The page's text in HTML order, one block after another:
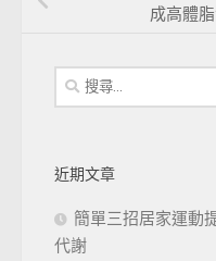
成高體
搜
尋
字:
近期文章
簡單三招居家運動
代謝